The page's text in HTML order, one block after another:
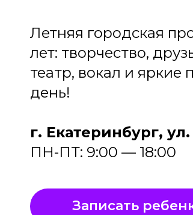
Летняя городская
лет: творчество,
театр, вокал и
день!
г. Екатеринбург,
ПН-ПТ: 9:00 — 18:00
Записать